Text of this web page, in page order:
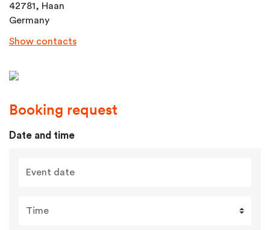
42781, Haan
Germany
Show contacts
Booking request
Date and time
Event date
Time